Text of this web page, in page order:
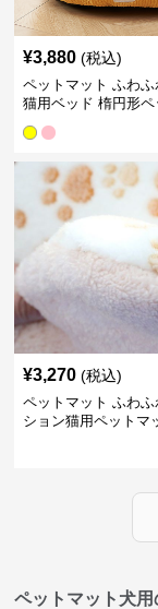
¥3,880 (税込)
ペットマット ふわふ
猫用ベッド 楕円形ペ
¥3,270 (税込)
ペットマット ふわふ
ション猫用ペットマ
ペットマット犬